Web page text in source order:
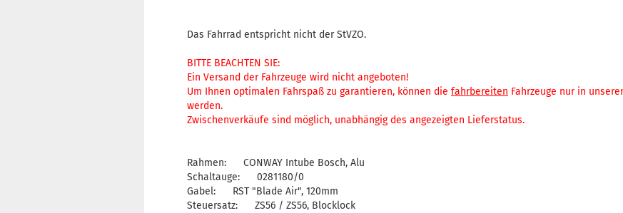
Das Fahrrad entspricht nicht der StVZO.
BITTE BEACHTEN SIE:
Ein Versand der Fahrzeuge wird nicht angeboten!
Um Ihnen optimalen Fahrspaß zu garantieren, können die fahrbereiten Fahrzeuge nur in
werden.
Zwischenverkäufe sind möglich, unabhängig des angezeigten Lieferstatus.
Rahmen: CONWAY Intube Bosch, Alu
Schaltauge: 0281180/0
Gabel: RST "Blade Air", 120mm
Steuersatz: ZS56 / ZS56, Blocklock